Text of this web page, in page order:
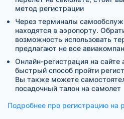
метод регистрации
Через терминалы
находятся в аэропорту.
возможность использовать
предлагают не все
Онлайн-регистрация на
быстрый способ пройти
Вы также можете
посадочный талон на самолет
Подробнее про регистрацию на